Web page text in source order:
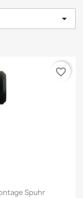

Spuhr
favorite_border